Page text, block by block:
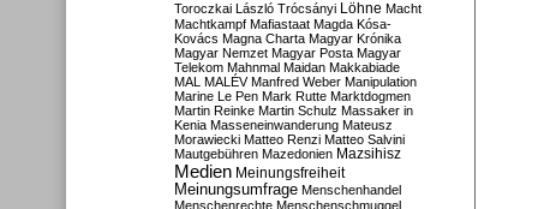
Toroczkai László Trócsányi Löhne Macht
Machtkampf Mafiastaat Magda Kósa-
Kovács Magna Charta Magyar Krónika
Magyar Nemzet Magyar Posta Magyar
Telekom Mahnmal Maidan Makkabiade
MAL MALÉV Manfred Weber Manipulation
Marine Le Pen Mark Rutte Marktdogmen
Martin Reinke Martin Schulz Massaker in
Kenia Masseneinwanderung Mateusz
Morawiecki Matteo Renzi Matteo Salvini
Mautgebühren Mazedonien Mazsihisz
Medien Meinungsfreiheit
Meinungsumfrage Menschenhandel
Menschenrechte Menschenschmuggel